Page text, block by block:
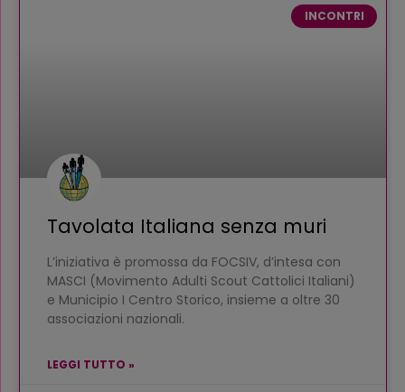
INCONTRI
Tavolata Italiana senza muri
L’iniziativa è promossa da FOCSIV, d’intesa con
MASCI (Movimento Adulti Scout Cattolici Italiani)
e Municipio I Centro Storico, insieme a oltre 30
associazioni nazionali.
LEGGI TUTTO »